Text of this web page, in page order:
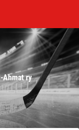
Ahmat ry